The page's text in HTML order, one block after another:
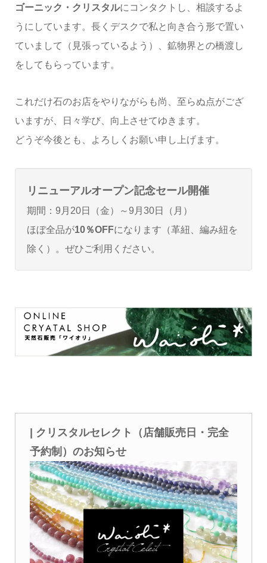
ゴーニック・クリスタルにコンタクトし、相談するよ
うにしています。長くデスクで私と向き合う形で置い
ていまして（見張っているよう）、鉱物界との橋渡し
をしてもらっています。
これだけ石のお店をやりながらも尚、至らぬ点がござ
いますが、日々学び、向上させてゆきます。
どうぞ今後とも、よろしくお願い申し上げます。
リニューアルオープン記念セール開催
期間：9月20日（金）～9月30日（月）
ほぼ全品が10％OFFになります（革紐、編み紐を
除く）。ぜひご利用ください。
| クリスタルセレクト（店舗販売日・完全
予約制）のお知らせ